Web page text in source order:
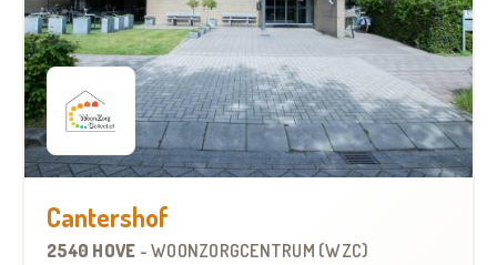
Cantershof
2540 HOVE - WOONZORGCENTRUM (WZC)